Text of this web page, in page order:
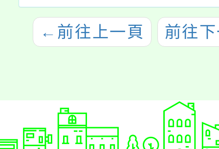
← 前往上一頁 前往